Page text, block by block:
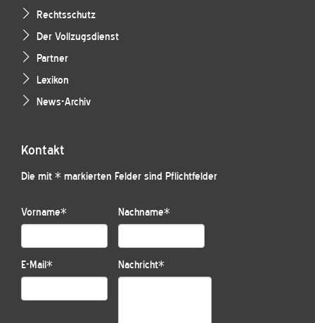
Rechtsschutz
Der Vollzugsdienst
Partner
Lexikon
News-Archiv
Kontakt
Die mit * markierten Felder sind Pflichtfelder
Vorname* Nachname*
E-Mail* Nachricht*